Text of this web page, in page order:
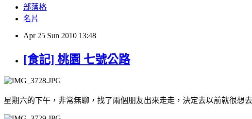
部落格
名片
Apr 25 Sun 2010 13:48
[食記] 桃園 七號公路
星期六的下午，非常無聊，找了兩個朋友出來走走，決定去以前就很想